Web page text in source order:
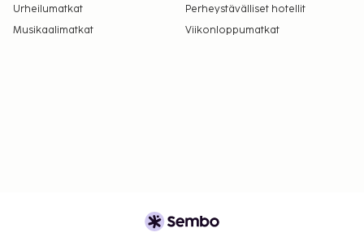
Urheilumatkat
Perheystävälliset hotellit
Musikaalimatkat
Viikonloppumatkat